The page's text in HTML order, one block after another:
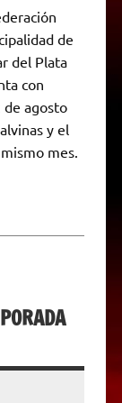
de
del Plata
con
de agosto
y el
mes.